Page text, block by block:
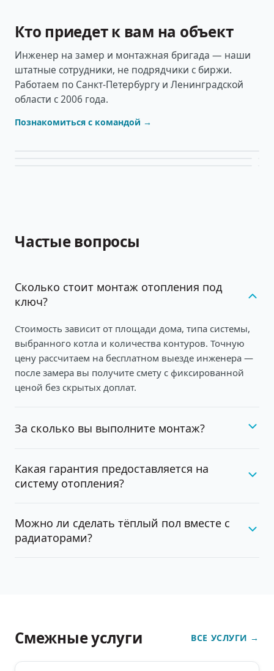
Кто приедет к вам на объект
Инженер на замер и монтажная бригада — наши
штатные сотрудники, не подрядчики с биржи.
Работаем по Санкт-Петербургу и Ленинградской
области с 2006 года.
Познакомиться с командой →
Частые вопросы
Сколько стоит монтаж отопления под
ключ?
Стоимость зависит от площади дома, типа системы,
выбранного котла и количества контуров. Точную
цену рассчитаем на бесплатном выезде инженера —
после замера вы получите смету с фиксированной
ценой без скрытых доплат.
За сколько вы выполните монтаж?
Какая гарантия предоставляется на
систему отопления?
Можно ли сделать тёплый пол вместе с
радиаторами?
Смежные услуги ВСЕ УСЛУГИ →